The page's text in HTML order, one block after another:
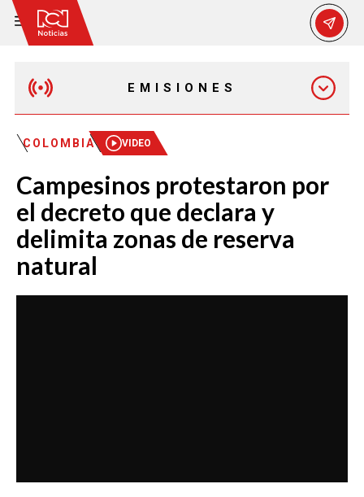
EMISIONES
MAÑANA EXPRESS
EMISIÓN 12:30 PM
EMISIÓN 7:00 PM
EMISIÓN 11:30 PM
COLOMBIA VIDEO
Campesinos protestaron por
el decreto que declara y
delimita zonas de reserva
natural